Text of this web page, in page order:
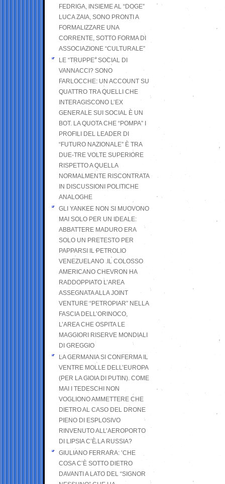
FEDRIGA, INSIEME AL “DOGE”
LUCA ZAIA, SONO PRONTI A
FORMALIZZARE UNA
CORRENTE, SOTTO FORMA DI
ASSOCIAZIONE “CULTURALE”
LE “TRUPPE” SOCIAL DI
VANNACCI? SONO
FARLOCCHE: UN ACCOUNT SU
QUATTRO TRA QUELLI CHE
INTERAGISCONO L’EX
GENERALE SUI SOCIAL È UN
BOT. LA QUOTA CHE “POMPA” I
PROFILI DEL LEADER DI
“FUTURO NAZIONALE” È TRA
DUE-TRE VOLTE SUPERIORE
RISPETTO A QUELLA
NORMALMENTE RISCONTRATA
IN DISCUSSIONI POLITICHE
ANALOGHE
GLI YANKEE NON SI MUOVONO
MAI SOLO PER UN IDEALE:
ABBATTERE MADURO ERA
SOLO UN PRETESTO PER
PAPPARSI IL PETROLIO
VENEZUELANO .IL COLOSSO
AMERICANO CHEVRON HA
RADDOPPIATO L’AREA
ASSEGNATA ALLA JOINT
VENTURE “PETROPIAR” NELLA
FASCIA DELL’ORINOCO,
L’AREA CHE OSPITA LE
MAGGIORI RISERVE MONDIALI
DI GREGGIO
LA GERMANIA SI CONFERMA IL
VENTRE MOLLE DELL’EUROPA
(PER LA GIOIA DI PUTIN). COME
MAI I TEDESCHI NON
VOGLIONO AMMETTERE CHE
DIETRO AL CASO DEL DRONE
PIENO DI ESPLOSIVO
RINVENUTO ALL’AEROPORTO
DI LIPSIA C’È LA RUSSIA?
GIULIANO FERRARA: ’CHE
COSA C’È SOTTO DIETRO
DAVANTI A LATO DEL “SIGNOR